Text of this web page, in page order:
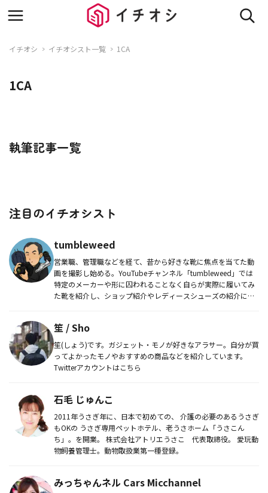
イチオシ イチオシスト一覧 1CA
1CA
執筆記事一覧
注目のイチオシスト
tumbleweed
営業職、管理職などを経て、昔から好きな靴に焦点を当てた動
画を撮影し始める。YouTubeチャンネル「tumbleweed」では
特定のメーカーや形に囚われることなく自らが実際に履いてみ
た靴を紹介し、ショップ紹介やレディースシューズの紹介にも
笙 / Sho
笙(しょう)です。ガジェット・モノが好きなアラサー。自分が買
ってよかったモノやおすすめの商品などを紹介しています。
Twitterアカウントはこちら
石毛 じゅんこ
2011年うさぎ年に、日本で初めての、 介護の必要のあるうさぎ
もOKの うさぎ専用ペットホテル、老うさホーム「うさこん
ち」。を開業。 株式会社アトリエうさこ 代表取締役。 愛玩動
物飼養管理士。動物取扱業第一種登録。
みっちゃんネル Cars Micchannel